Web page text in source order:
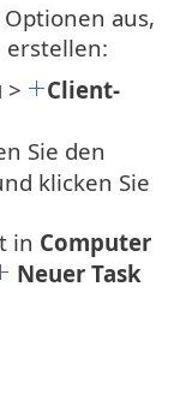
aus,
erstellen:
>
Client-
Sie den
klicken Sie
in Computer
Neuer Task